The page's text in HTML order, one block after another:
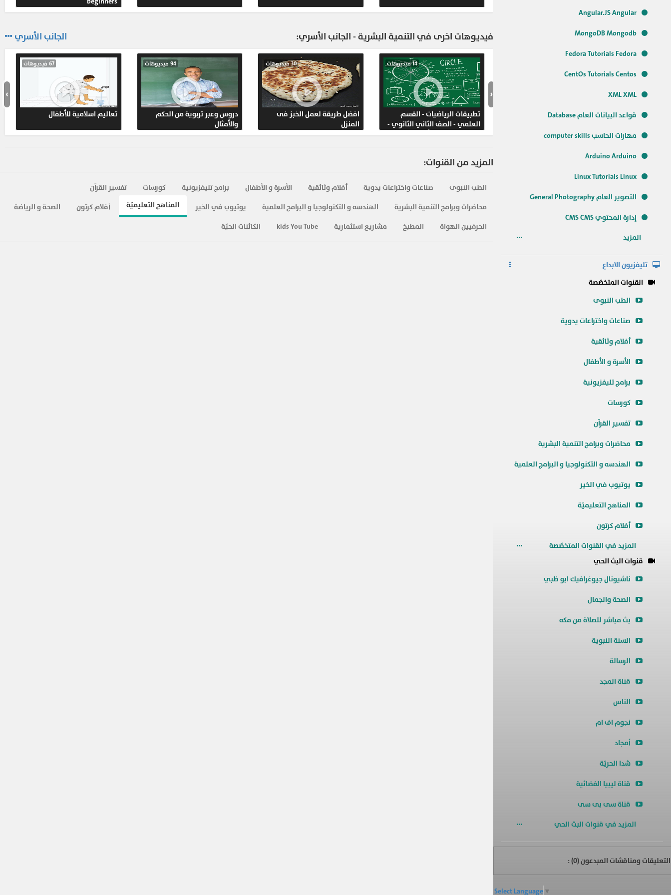
Angular.JS Angular
MongoDB Mongodb
Fedora Tutorials Fedora
CentOs Tutorials Centos
XML XML
قواعد البيانات العام Database
مهارات الحاسب computer skills
Arduino Arduino
Linux Tutorials Linux
التصوير العام General Photography
إدارة المحتوي CMS CMS
المزيد
تليفزيون الابداع
القنوات المتخصّصة
الطب النبوى
صناعات واختراعات يدوية
أفلام وثائقية
الأسرة و الأطفال
برامج تليفزيونية
كورسات
تفسير القرآن
محاضرات وبرامج التنمية البشرية
الهندسه و التكنولوجيا و البرامج العلمية
يوتيوب في الخير
المناهج التعليميّة
أفلام كرتون
المزيد في القنوات المتخصّصة
قنوات البث الحي
ناشيونال جيوغرافيك ابو ظبي
الصحة والجمال
بث مباشر للصلاة من مكه
السنة النبوية
الرسالة
قناة المجد
الناس
نجوم اف ام
أمجاد
شدا الحريّة
قناة ليبيا الفضائية
قناة سى بى سى
المزيد في قنوات البث الحي
ومناقشات المبدعون (0
) :
Select Language▼
فيديوهات اخرى في التنمية البشرية - الجانب الأسري: الجانب الأسري
تطبيقات الرياضيات - القسم
العلمي - الصف الثاني الثانوي -
الفصل الدراسي الأول
14 فيديوهات
افضل طريقة لعمل الخبز فى
المنزل
30 فيديوهات
دروس وعبر تربوية من الحكم
والأمثال
94 فيديوهات
تعاليم اسلامية للأطفال
67 فيديوهات
‹
›
المزيد من القنوات:
الطب النبوى صناعات واختراعات يدوية أفلام وثائقية الأسرة و الأطفال برامج تليفزيونية كورسات
تفسير القرآن
محاضرات وبرامج التنمية البشرية
الهندسه و التكنولوجيا و البرامج العلمية يوتيوب في الخير المناهج التعليميّة أفلام كرتون
الصحة و الرياضة
الحرفيين الهواة
المطبخ مشاريع استثمارية kids You Tube الكائنات الحيّة